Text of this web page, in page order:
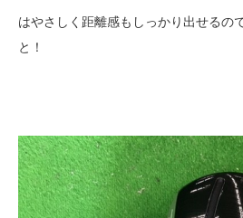
はやさしく距離感もしっかり出せるの
と！